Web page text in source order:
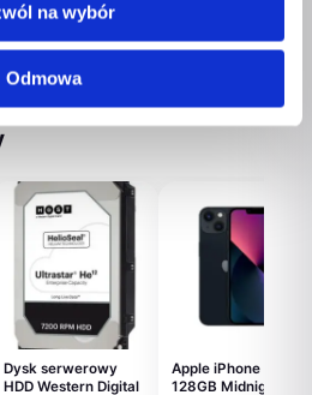
na wybór
Odmowa
Dysk serwerowy
HDD Western Digital
Apple iPhone 13
128GB Midnight